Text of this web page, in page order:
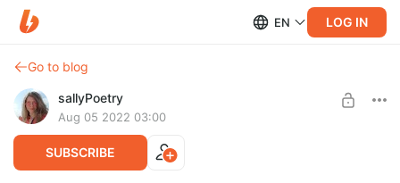
EN LOG IN
Go to blog
sallyPoetry
Aug 05 2022 03:00
SUBSCRIBE